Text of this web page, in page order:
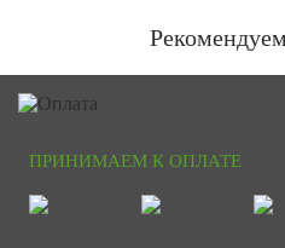
ПРИНИМАЕМ К ОПЛАТЕ